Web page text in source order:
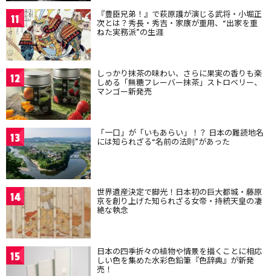
11 『豊臣兄弟！』で萩原護が演じる武将・小堀正
次とは？秀長・秀吉・家康が重用、“出家を重
ねた実務派”の生涯
12 しっかり抹茶の味わい、さらに果実の香りも楽
しめる「無糖フレーバー抹茶」ストロベリー、
マンゴー新発売
13 「一口」が「いもあらい」！？ 日本の難読地名
には知られざる“名前の法則”があった
14 世界遺産決定で脚光！日本初の巨大都城・藤原
京を創り上げた知られざる女帝・持統天皇の凄
絶な執念
15 日本の四季折々の植物や情景を描くことに相応
しい色を集めた水彩色鉛筆『色辞典』が新発
売！